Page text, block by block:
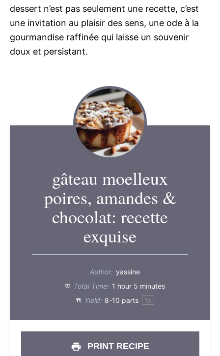
dessert n’est pas seulement une recette, c’est
une invitation au plaisir des sens, une ode à la
gourmandise raffinée qui laisse un souvenir
doux et persistant.
gâteau moelleux
poires, amandes &
chocolat: recette
exquise
Author: yassine
Total Time: 1 hour 5 minutes
Yield: 8-10 parts 1x
PRINT RECIPE